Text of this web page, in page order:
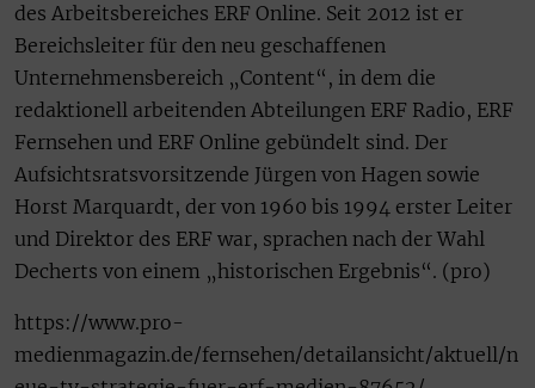
des Arbeitsbereiches ERF Online. Seit 2012 ist er
Bereichsleiter für den neu geschaffenen
Unternehmensbereich „Content“, in dem die
redaktionell arbeitenden Abteilungen ERF Radio, ERF
Fernsehen und ERF Online gebündelt sind. Der
Aufsichtsratsvorsitzende Jürgen von Hagen sowie
Horst Marquardt, der von 1960 bis 1994 erster Leiter
und Direktor des ERF war, sprachen nach der Wahl
Decherts von einem „historischen Ergebnis“. (pro)
https://www.pro-
medienmagazin.de/fernsehen/detailansicht/aktuell/n